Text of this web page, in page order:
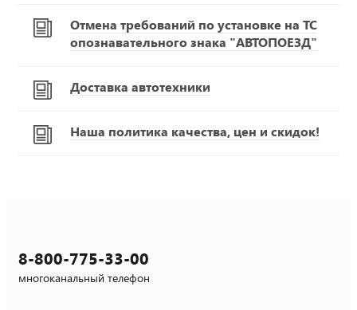
Отмена требований по установке на ТС
опознавательного знака "АВТОПОЕЗД"
Доставка автотехники
Наша политика качества, цен и скидок!
8-800-775-33-00
многоканальный телефон